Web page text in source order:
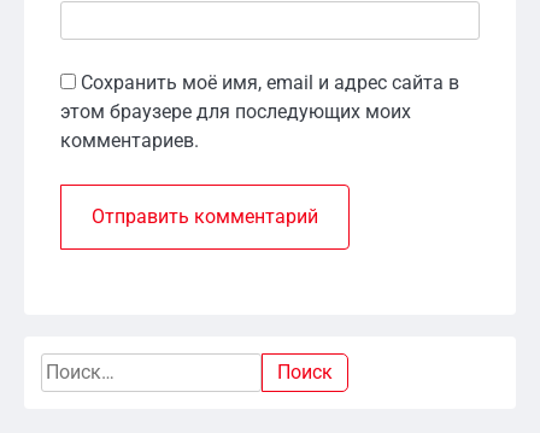
Сохранить моё имя, email и адрес сайта в
этом браузере для последующих моих
комментариев.
Найти: